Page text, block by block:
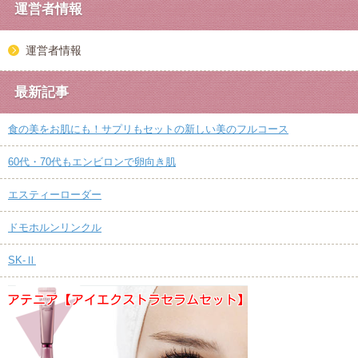
運営者情報
運営者情報
最新記事
食の美をお肌にも！サプリもセットの新しい美のフルコース
60代・70代もエンビロンで卵向き肌
エスティーローダー
ドモホルンリンクル
SK-Ⅱ